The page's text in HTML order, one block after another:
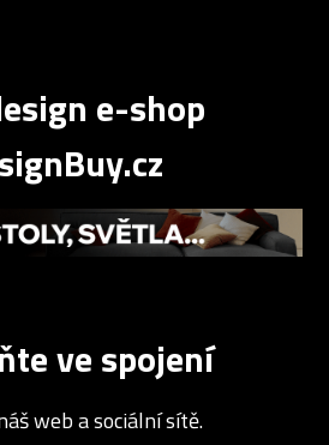
e-shop
ve spojení
web a sociální sítě.